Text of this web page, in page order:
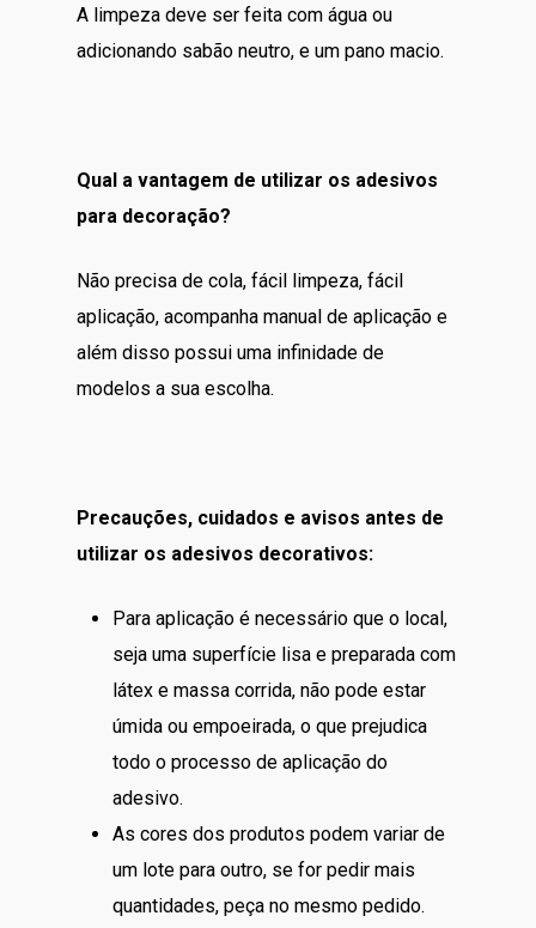
A limpeza deve ser feita com água ou
adicionando sabão neutro, e um pano macio.
Qual a vantagem de utilizar os adesivos
para decoração?
Não precisa de cola, fácil limpeza, fácil
aplicação, acompanha manual de aplicação e
além disso possui uma infinidade de
modelos a sua escolha.
Precauções, cuidados e avisos antes de
utilizar os adesivos decorativos:
Para aplicação é necessário que o local,
seja uma superfície lisa e preparada com
látex e massa corrida, não pode estar
úmida ou empoeirada, o que prejudica
todo o processo de aplicação do
adesivo.
As cores dos produtos podem variar de
um lote para outro, se for pedir mais
quantidades, peça no mesmo pedido.